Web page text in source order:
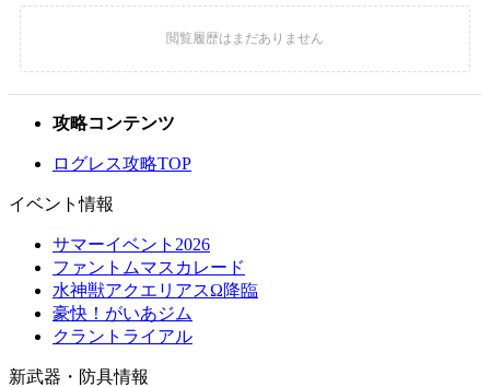
攻略コンテンツ
ログレス攻略TOP
イベント情報
サマーイベント2026
ファントムマスカレード
水神獣アクエリアスΩ降臨
豪快！がいあジム
クラントライアル
新武器・防具情報